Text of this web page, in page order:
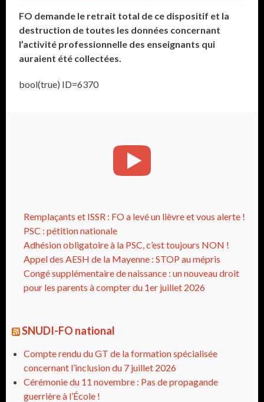
FO demande le retrait total de ce dispositif et la
destruction de toutes les données concernant
l’activité professionnelle des enseignants qui
auraient été collectées.
bool(true) ID=6370
Remplaçants et ISSR : FO a levé un lièvre et vous alerte !
PSC : pétition nationale
Adhésion obligatoire à la PSC, c’est toujours NON !
Appel des AESH de la Mayenne : STOP au mépris
Congé supplémentaire de naissance : un nouveau droit
pour les parents à compter du 1er juillet 2026
SNUDI-FO national
Compte rendu du GT de la formation spécialisée
concernant l’inclusion du 7 juillet 2026
Cérémonie du 11 novembre : Pas de propagande
guerrière à l’École !